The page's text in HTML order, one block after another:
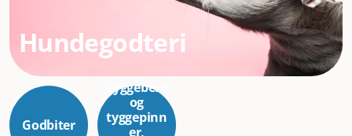
Hundegodteri
Godbiter
Tyggebein
og
tyggepinn
er,